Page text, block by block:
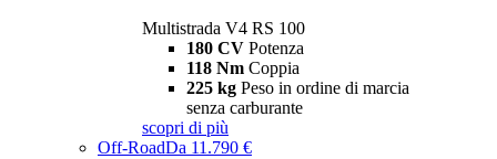
Multistrada V4 RS 100
180 CV Potenza
118 Nm Coppia
225 kg Peso in ordine di marcia
senza carburante
scopri di più
Off-RoadDa 11.790 €